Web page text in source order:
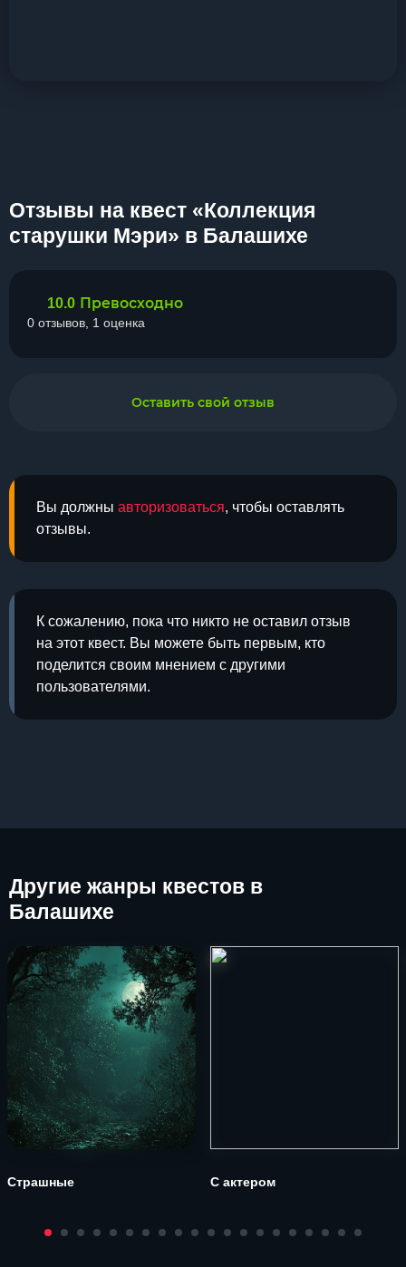
Отзывы на квест «Коллекция
старушки Мэри» в Балашихе
Вы должны авторизоваться, чтобы оставлять
отзывы.
К сожалению, пока что никто не оставил отзыв
на этот квест. Вы можете быть первым, кто
поделится своим мнением с другими
пользователями.
10.0 Превосходно
0 отзывов, 1 оценка
Оставить свой отзыв
Другие жанры квестов в
Балашихе
Страшные С актером